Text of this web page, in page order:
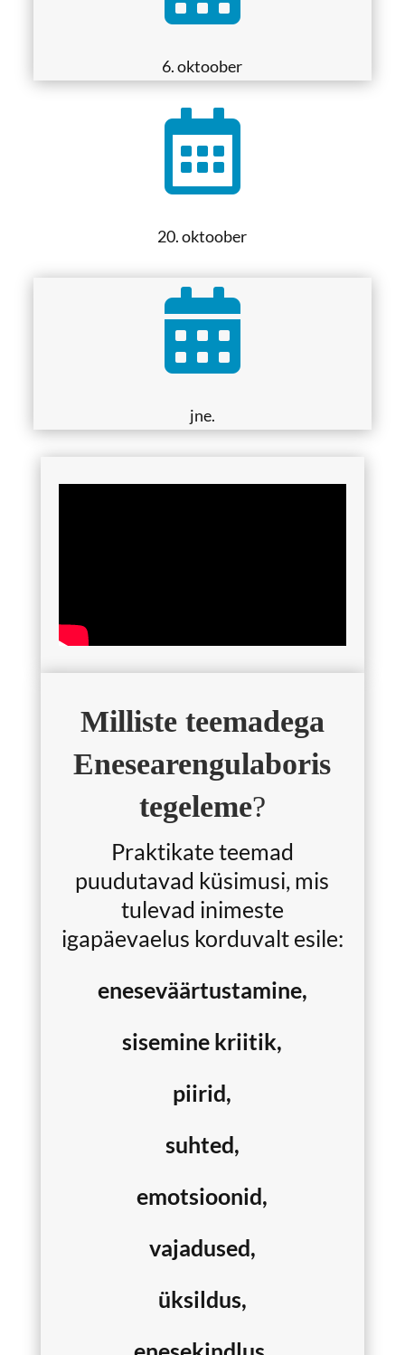
6. oktoober

20. oktoober

jne.
Milliste teemadega
Enesearengulaboris
tegeleme?
Praktikate teemad
puudutavad küsimusi, mis
tulevad inimeste
igapäevaelus korduvalt esile:
eneseväärtustamine,
sisemine kriitik,
piirid,
suhted,
emotsioonid,
vajadused,
üksildus,